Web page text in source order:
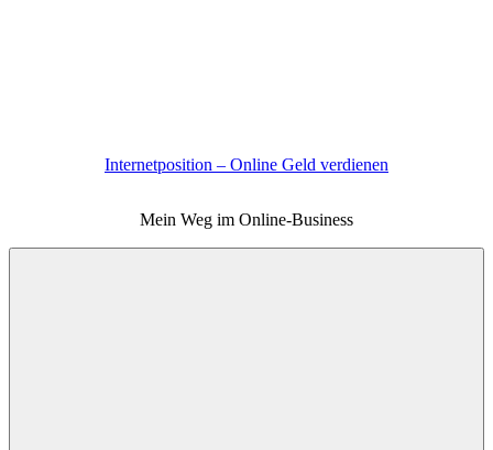
Internetposition – Online Geld verdienen
Mein Weg im Online-Business